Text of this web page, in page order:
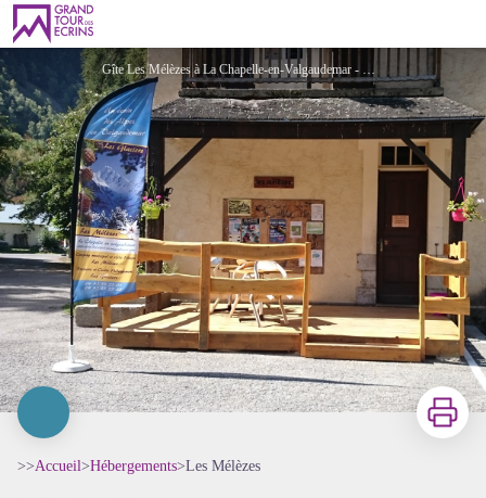
Les Mélèzes
Gîte Les Mélèzes à La Chapelle-en-Valgaudemar - C. Couly
Imprimer
>>Accueil>Hébergements>Les Mélèzes